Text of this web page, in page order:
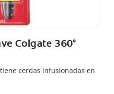
Colgate 360°
cerdas infusionadas en